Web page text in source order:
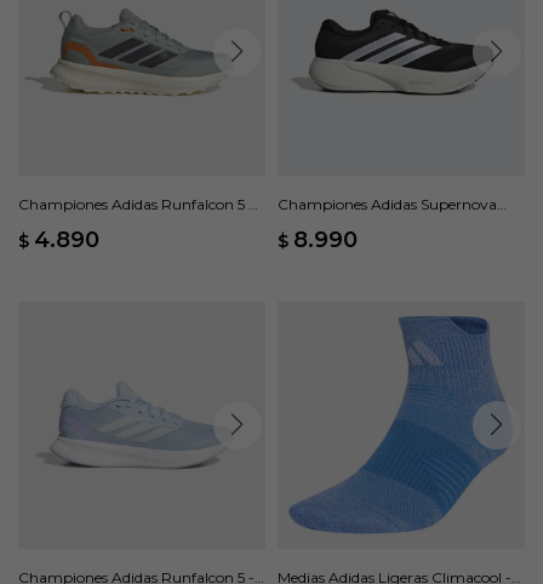
Championes Adidas Runfalcon 5 W
$ 4.890
Championes Adidas Supernova
$ 8.990
Championes Adidas Runfalcon 5 - Medias Adidas Ligeras Climacool -